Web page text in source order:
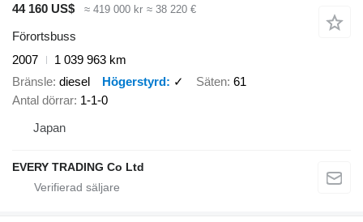
44 160 US$
≈ 419 000 kr ≈ 38 220 €
Förortsbuss
2007
1 039 963 km
Bränsle diesel Högerstyrd ✓ Säten 61
Antal dörrar 1-1-0
Japan
EVERY TRADING Co Ltd